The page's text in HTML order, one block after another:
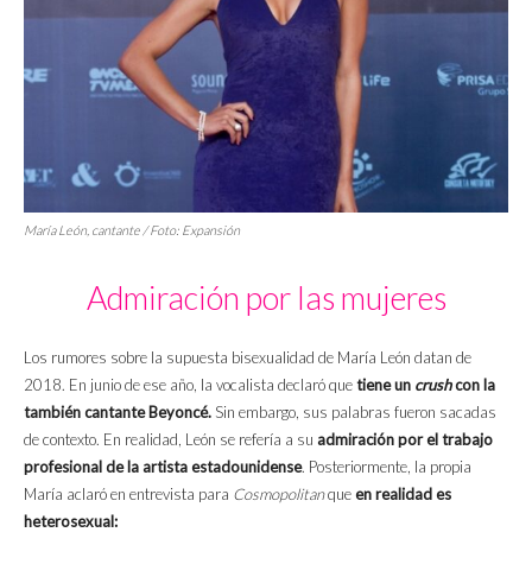
María León, cantante / Foto: Expansión
Admiración por las mujeres
Los rumores sobre la supuesta bisexualidad de María León datan de
2018. En junio de ese año, la vocalista declaró quetiene un crushcon la
también cantante Beyoncé. Sin embargo, sus palabras fueron sacadas
de contexto. En realidad, León se refería a su admiración por el trabajo
profesional de la artista estadounidense. Posteriormente, la propia
María aclaró en entrevista para Cosmopolitanqueen realidad es
heterosexual: